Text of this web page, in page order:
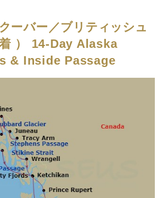
ーバー／ブリティッシュ
） 14-Day Alaska
& Inside Passage